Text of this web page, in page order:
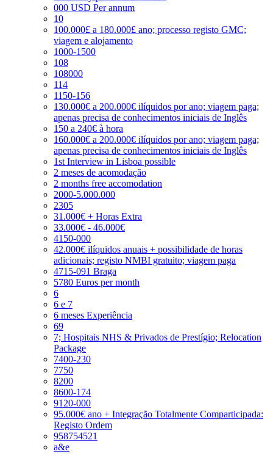
000 USD Per annum
10
100.000£ a 180.000£ ano; processo registo GMC;
viagem e alojamento
1000-1500
108
108000
114
1150-156
130.000€ a 200.000€ ilíquidos por ano; viagem paga;
apenas precisa de conhecimentos iniciais de Inglês
150 a 240€ à hora
160.000€ a 200.000€ ilíquidos por ano; viagem paga;
apenas precisa de conhecimentos iniciais de Inglês
1st Interview in Lisboa possible
2 meses de acomodação
2 months free accomodation
2000-5.000.000
2305
31.000€ + Horas Extra
33.000€ - 46.000€
4150-000
42.000€ ilíquidos anuais + possibilidade de horas
adicionais; registo NMBI gratuito; viagem paga
4715-091 Braga
5780 Euros per month
6
6 e 7
6 meses Experiência
69
7; Hospitais NHS & Privados de Prestígio; Relocation
Package
7400-230
7750
8200
8600-174
9120-000
95.000€ ano + Integração Totalmente Comparticipada:
Registo Ordem
958754521
a&e